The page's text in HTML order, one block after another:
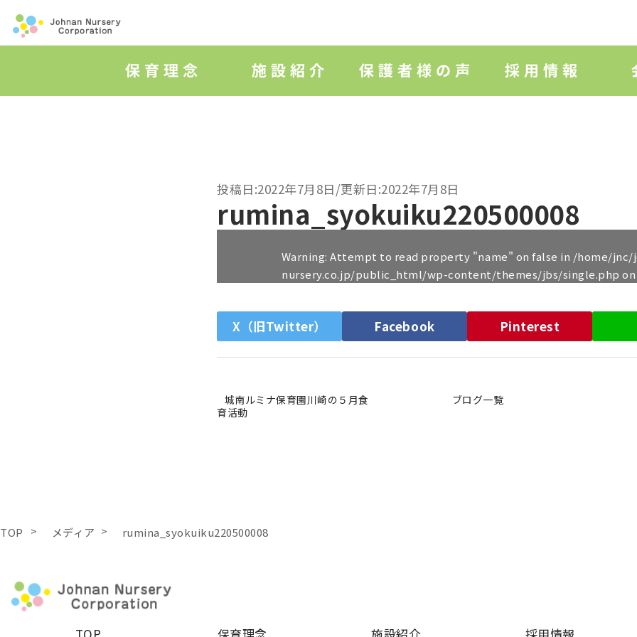
投稿日:2022年7月8日/更新日:2022年7月8日
rumina_syokuiku220500008
Warning: Attempt to read property "name" on false in /home/jnc/
nursery.co.jp/public_html/wp-content/themes/jbs/single.php
X（旧Twitter） Facebook Pinterest
城南ルミナ保育園川崎の５月食
育活動
ブログ一覧
TOP メディア rumina_syokuiku220500008